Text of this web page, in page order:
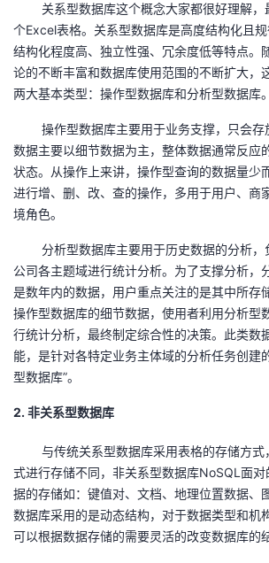
播
活
的
注
我
开
发
学
堂
我
的
课
程
我
的
认
证
我
的
实
我
的
的
Programs
我
的
持
的
技
术
支
持
我
的
云
声
建
关系型数据库这个概念大家都很好理解，
个Excel表格。关系型数据库是高度结构化且
结构化程度高、独立性强、冗余度低等特点。
论的不断丰富和数据库使用范围的不断扩大，
两大基本类型：操作型数据库和分析型数据库。
操作型数据库主要用于业务支撑，只会存
数据主要以细节数据为主，整体数据通常反应
状态。从操作上来讲，操作型查询的数据量少
进行增、删、改、查的操作，多用于用户、商
境角色。
分析型数据库主要用于历史数据的分析，
公司各主题域进行统计分析。为了支撑分析，
是数年内的数据，用户重点关注的是其中所存
操作型数据库的细节数据，使用者利用分析型
行统计分析，最终制定综合性的决策。此类数
能，是针对各特定业务主体域的分析任务创建
型数据库”。
2. 非关系型数据库
与传统关系型数据库采用表格的存储方式
式进行存储不同，非关系型数据库NoSQL 面对
据的存储如：键值对、文档、地理位置数据、
数据库采用的是动态结构，对于数据类型和机
可以根据数据存储的需要灵活的改变数据库的